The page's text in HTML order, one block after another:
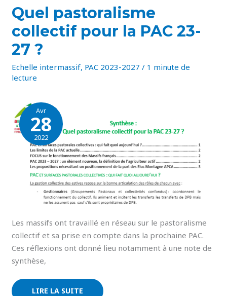
Quel pastoralisme
collectif pour la PAC 23-
27 ?
Echelle intermassif, PAC 2023-2027 / 1 minute de
lecture
Avr
28
2022
Les massifs ont travaillé en réseau sur le pastoralisme
collectif et sa prise en compte dans la prochaine PAC.
Ces réflexions ont donné lieu notamment à une note de
synthèse,
QUEL
PASTORALISME
COLLECTIF
POUR
LA
PAC
23-
27
?
LIRE LA SUITE